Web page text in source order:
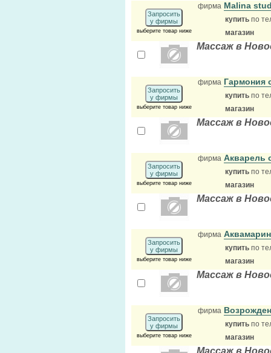
Запросить
у фирмы
выберите товар ниже
фирма Malina
купить по
магазин
Массаж в
Запросить
у фирмы
выберите товар ниже
фирма Гармония
купить по
магазин
Массаж в
Запросить
у фирмы
выберите товар ниже
фирма Акварель
купить по
магазин
Массаж в
Запросить
у фирмы
выберите товар ниже
фирма
купить по
магазин
Массаж в
Запросить
у фирмы
выберите товар ниже
фирма
купить по
магазин
Массаж в